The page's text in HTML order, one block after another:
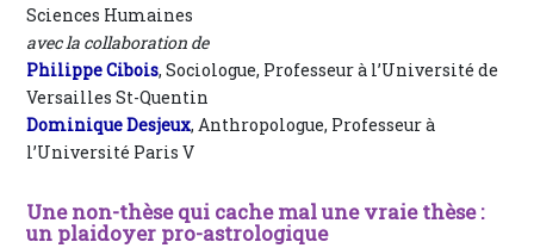
Sciences Humaines
avec la collaboration de
Philippe Cibois, Sociologue, Professeur à l’Université de
Versailles St-Quentin
Dominique Desjeux, Anthropologue, Professeur à
l’Université Paris V
Une non-thèse qui cache mal une vraie thèse :
un plaidoyer pro-astrologique